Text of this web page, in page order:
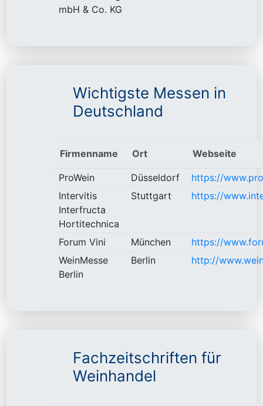
mbH & Co. KG
Wichtigste Messen in
Deutschland
Firmenname Ort Webseite
ProWein Düsseldorf
https://
Intervitis
Interfructa
Hortitechnica
Stuttgart https://
Forum Vini München
https://
WeinMesse
Berlin
Berlin http://
Fachzeitschriften für
Weinhandel